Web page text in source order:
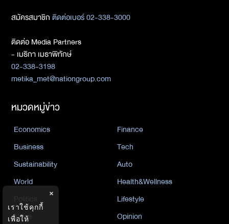
สมัครสมาชิกติดต่อเบอร์ 02-338-3000
ติดต่อ Media Partners
- เมธิกา เมธาพิทักษ์
02-338-3198
metika_met@nationgroup.com
หมวดหมู่ข่าว
Economics
Finance
Business
Tech
Sustainability
Auto
World
Health&Wellness
Lifestyle
News
Opinion
×
เราใช้คุกกี้
เพื่อให้